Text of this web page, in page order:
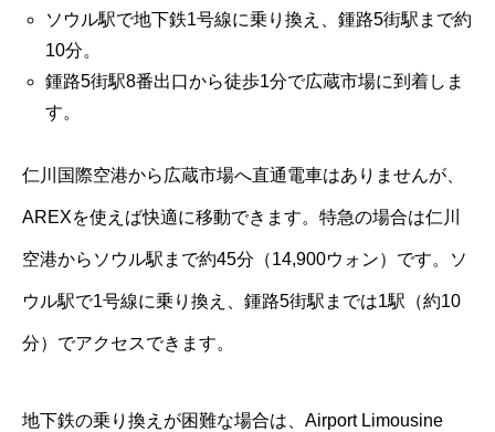
ソウル駅で地下鉄1号線に乗り換え、鍾路5街駅まで約
10分。
鍾路5街駅8番出口から徒歩1分で広蔵市場に到着しま
す。
仁川国際空港から広蔵市場へ直通電車はありませんが、
AREXを使えば快適に移動できます。特急の場合は仁川
空港からソウル駅まで約45分（14,900ウォン）です。ソ
ウル駅で1号線に乗り換え、鍾路5街駅までは1駅（約10
分）でアクセスできます。
地下鉄の乗り換えが困難な場合は、Airport Limousine